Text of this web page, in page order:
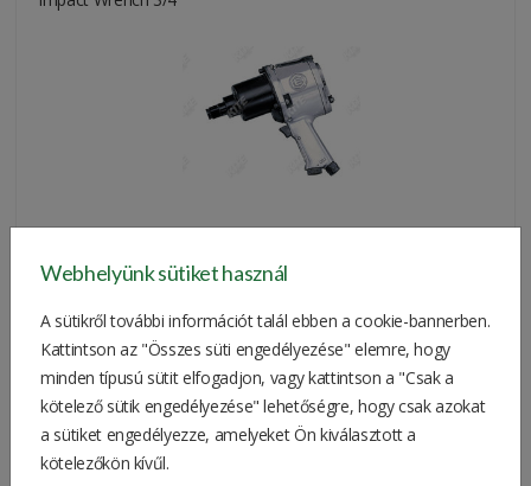
Impact Wrench 3/4" 1928 DA
Webhelyünk sütiket használ
A sütikről további információt talál ebben a cookie-bannerben.
Kattintson az "Összes süti engedélyezése" elemre, hogy
minden típusú sütit elfogadjon, vagy kattintson a "Csak a
kötelező sütik engedélyezése" lehetőségre, hogy csak azokat
a sütiket engedélyezze, amelyeket Ön kiválasztott a
kötelezőkön kívűl.